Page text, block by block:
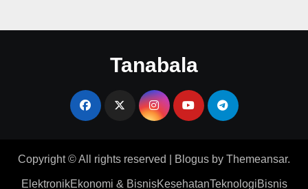
Tanabala
Copyright © All rights reserved Blogus by Themeansar.
ElektronikEkonomi & BisnisKesehatanTeknologiBisnis